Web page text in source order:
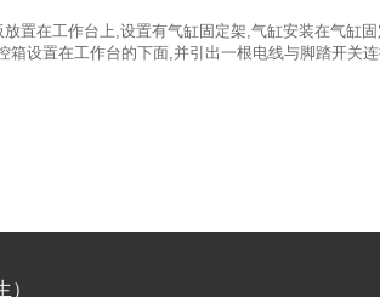
置在工作台上,设置有气缸固定架,气缸安装在气缸
设置在工作台的下面,并引出一根电线与脚踏开关